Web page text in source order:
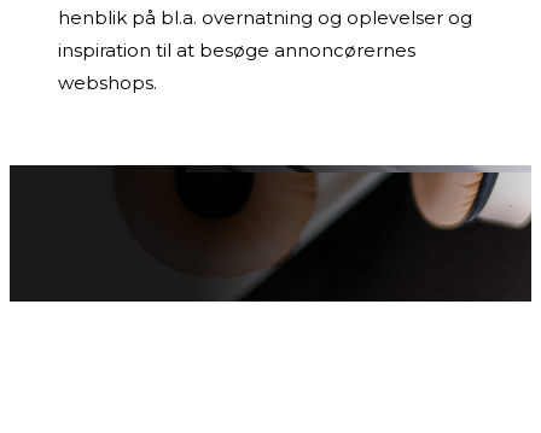
henblik på bl.a. overnatning og oplevelser og
inspiration til at besøge annoncørernes
webshops.